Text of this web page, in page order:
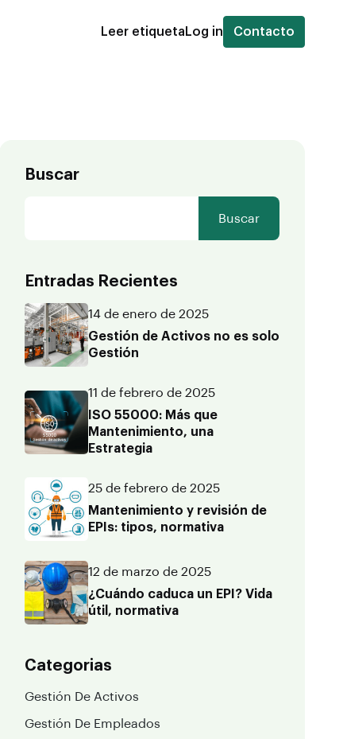
Leer etiqueta Log in Contacto
Buscar
Buscar
Entradas Recientes
14 de enero de 2025
Gestión de Activos no es solo
Gestión
11 de febrero de 2025
ISO 55000: Más que
Mantenimiento, una
Estrategia
25 de febrero de 2025
Mantenimiento y revisión de
EPIs: tipos, normativa
12 de marzo de 2025
¿Cuándo caduca un EPI? Vida
útil, normativa
Categorias
Gestión De Activos
Gestión De Empleados